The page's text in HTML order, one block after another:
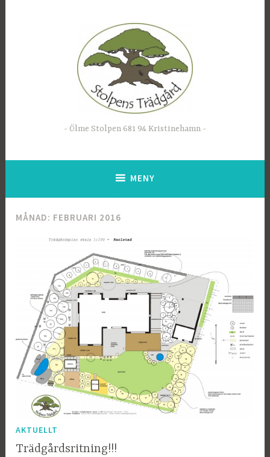
Ölme Stolpen 681 94 Kristinehamn
MENY
MÅNAD: FEBRUARI 2016
AKTUELLT
Trädgårdsritning!!!